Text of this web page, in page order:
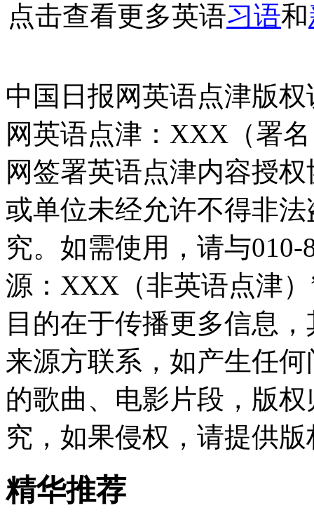
点击查看更多英语习语和
中国日报网英语点津版
网英语点津：XXX（署
网签署英语点津内容授
或单位未经允许不得非
究。如需使用，请与010-
源：XXX（非英语点津
目的在于传播更多信息
来源方联系，如产生任
的歌曲、电影片段，版
究，如果侵权，请提供
精华推荐